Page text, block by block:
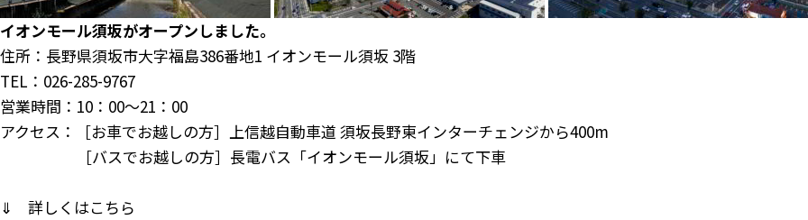
イオンモール須坂がオープンしました。
住所：長野県須坂市大字福島386番地1 イオンモール須坂 3階
TEL： 026-285-9767
営業時間：10：00〜21：00
アクセス：［お車でお越しの方］上信越自動車道 須坂長野東インターチェンジから400m
［バスでお越しの方］長電バス「イオンモール須坂」にて下車
⇓ 詳しくはこちら